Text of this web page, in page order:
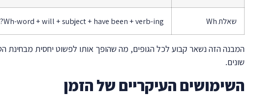
שאלת Wh Wh-word + will + subject + have been + verb-ing?
המבנה הזה נשאר קבוע לכל הגופים, מה שהופך אותו לפשוט יחסית מבחינת
שונים.
השימושים העיקריים של הזמן